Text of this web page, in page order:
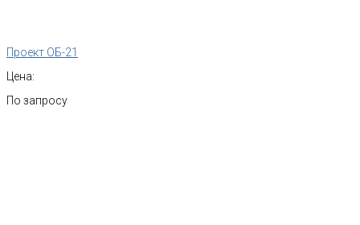
Проект ОБ-21
Цена:
По запросу